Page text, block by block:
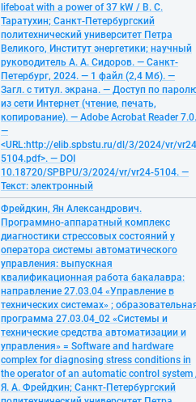
lifeboat with a power of 37 kW / В. С.
Таратухин; Санкт-Петербургский
политехнический университет Петра
Великого, Институт энергетики; научный
руководитель А. А. Сидоров. — Санкт-
Петербург, 2024. — 1 файл (2,4 Мб). —
Загл. с титул. экрана. — Доступ по
из сети Интернет (чтение, печать,
копирование). — Adobe Acrobat Reader 7.0.
—
<URL:http://elib.spbstu.ru/dl/3/2024/vr/
5104.pdf>. — DOI
10.18720/SPBPU/3/2024/vr/vr24-5104. —
Текст: электронный
Фрейдкин, Ян Александрович.
Программно-аппаратный комплекс
диагностики стрессовых состояний у
оператора системы автоматического
управления: выпускная
квалификационная работа бакалавра:
направление 27.03.04 «Управление в
технических системах» ;
программа 27.03.04_02 «Системы и
технические средства автоматизации и
управления» = Software and hardware
complex for diagnosing stress conditions in
the operator of an automatic control system
Я. А. Фрейдкин; Санкт-Петербургский